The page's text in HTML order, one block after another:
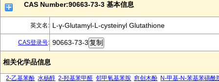
CAS Number:90663-73-3 基本信息
英文名: L-γ-Glutamyl-L-cysteinyl Glutathione
CAS登录号: 90663-73-3
相关化学品信息
2-乙基苯酚 水杨醇 2-羟基苯甲醛 邻甲氧基苯胺 愈创木酚 N-甲基-N-苯基苯磺酰